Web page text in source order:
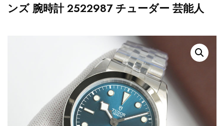
ンズ 腕時計 2522987 チューダー 芸能人